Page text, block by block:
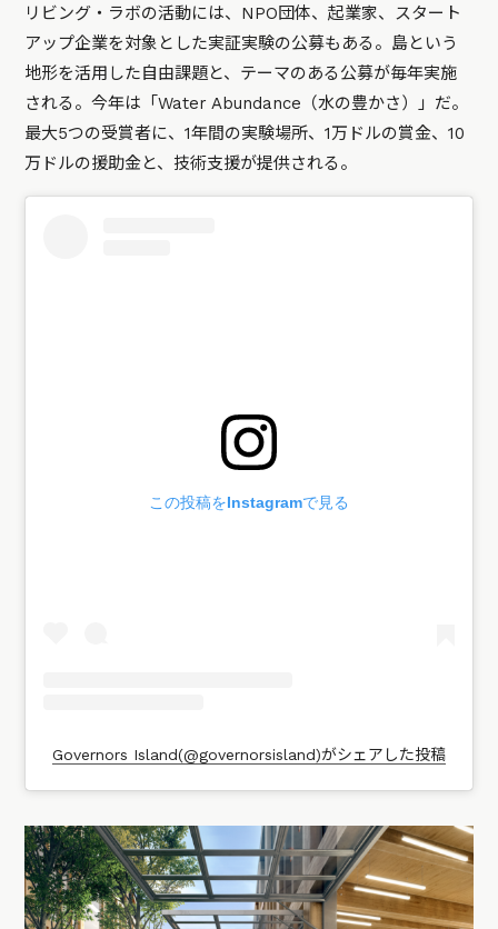
リビング・ラボの活動には、NPO団体、起業家、スタート
アップ企業を対象とした実証実験の公募もある。島という
地形を活用した自由課題と、テーマのある公募が毎年実施
される。今年は「Water Abundance（水の豊かさ）」だ。
最大5つの受賞者に、1年間の実験場所、1万ドルの賞金、10
万ドルの援助金と、技術支援が提供される。
この投稿をInstagramで見る
Governors Island(@governorsisland)がシェアした投稿